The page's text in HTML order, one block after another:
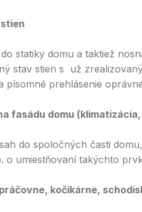
statiky domu a taktiež
stav stien s už
písomné prehlásenie
fasádu domu
do spoločných časti
o umiestňovaní takýchto
kočikárne,